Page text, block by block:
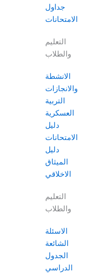
جداول
الامتحانات
التعليم
والطلاب
الانشطة
والانجازات
التربية
العسكرية
دليل
الامتحانات
دليل
الميثاق
الاخلاقي
التعليم
والطلاب
الاسئلة
الشائعة
الجدول
الدراسي